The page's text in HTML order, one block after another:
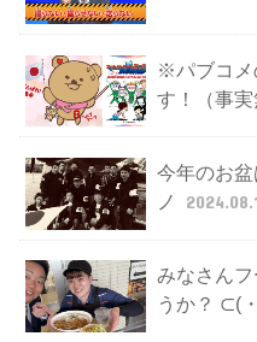
※パブコメ
す！（事実
今年のお
ノ
みなさん
うか？ ⊂(